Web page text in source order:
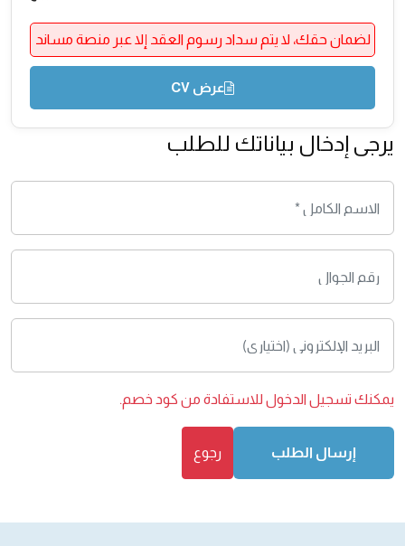
لضمان حقك، لا يتم سداد رسوم العقد إلا عبر منصة مساند
عرض CV
يرجى إدخال بياناتك للطلب
يمكنك تسجيل الدخول للاستفادة من كود خصم.
إرسال الطلب رجوع